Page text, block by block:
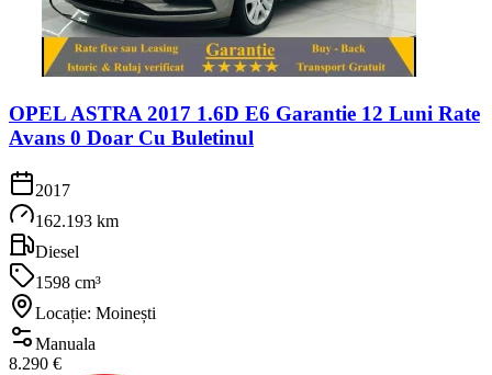
OPEL ASTRA 2017 1.6D E6 Garantie 12 Luni Rate
Avans 0 Doar Cu Buletinul
2017
162.193 km
Diesel
1598 cm³
Locație: Moinești
Manuala
8.290 €